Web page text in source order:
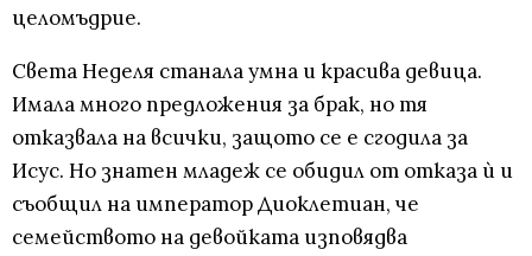
целомъдрие.
Света Неделя станала умна и красива девица.
Имала много предложения за брак, но тя
отказвала на всички, защото се е сгодила за
Исус. Но знатен младеж се обидил от отказа ѝ и
съобщил на император Диоклетиан, че
семейството на девойката изповядва